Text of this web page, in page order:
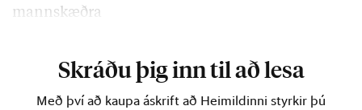
mannskæðra
Skráðu þig inn til að lesa
Með því að kaupa áskrift að Heimildinni styrkir þú